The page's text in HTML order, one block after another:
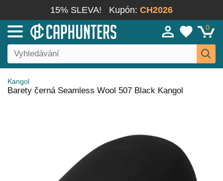
15% SLEVA! Kupón: CH2026
0
Kangol
Barety černá Seamless Wool 507 Black Kangol